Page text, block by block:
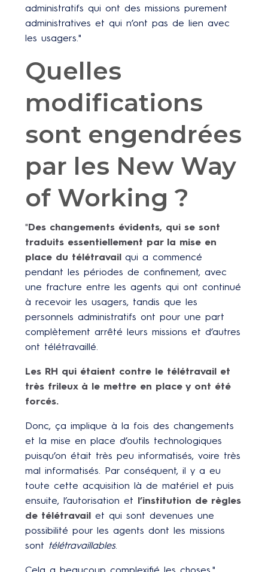
administratifs qui ont des missions purement
administratives et qui n’ont pas de lien avec
les usagers."
Quelles
modifications
sont engendrées
par les New Way
of Working ?
"Des changements évidents, qui se sont
traduits essentiellement par la mise en
place du télétravail qui a commencé
pendant les périodes de confinement, avec
une fracture entre les agents qui ont continué
à recevoir les usagers, tandis que les
personnels administratifs ont pour une part
complètement arrêté leurs missions et d’autres
ont télétravaillé.
Les RH qui étaient contre le télétravail et
très frileux à le mettre en place y ont été
forcés.
Donc, ça implique à la fois des changements
et la mise en place d’outils technologiques
puisqu’on était très peu informatisés, voire très
mal informatisés. Par conséquent, il y a eu
toute cette acquisition là de matériel et puis
ensuite, l’autorisation et l’institution de règles
de télétravail et qui sont devenues une
possibilité pour les agents dont les missions
sont télétravaillables.